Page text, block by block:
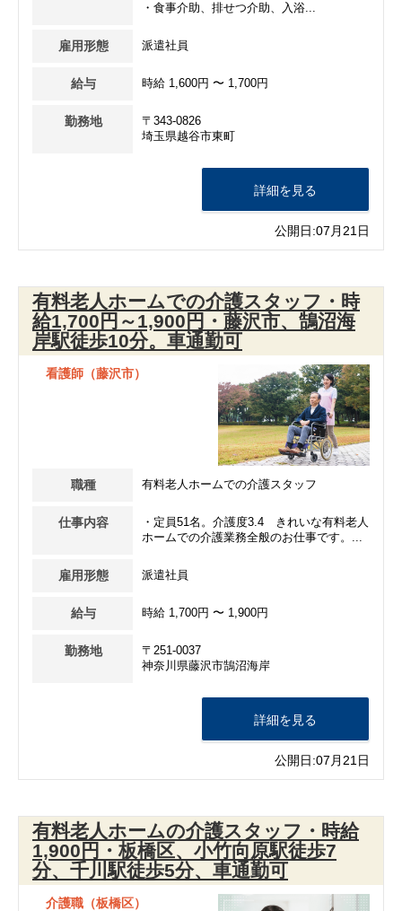
・食事介助、排せつ介助、入浴...
雇用形態 派遣社員
給与 時給 1,600円 〜 1,700円
勤務地
〒343-0826
埼玉県越谷市東町
詳細を見る
公開日:07月21日
有料老人ホームでの介護スタッフ・時
給1,700円～1,900円・藤沢市、鵠沼海
岸駅徒歩10分。車通勤可
看護師（藤沢市）
職種 有料老人ホームでの介護スタッフ
仕事内容
・定員51名。介護度3.4 きれいな有料老人
ホームでの介護業務全般のお仕事です。...
雇用形態 派遣社員
給与 時給 1,700円 〜 1,900円
勤務地
〒251-0037
神奈川県藤沢市鵠沼海岸
詳細を見る
公開日:07月21日
有料老人ホームの介護スタッフ・時給
1,900円・板橋区、小竹向原駅徒歩7
分、千川駅徒歩5分、車通勤可
介護職（板橋区）